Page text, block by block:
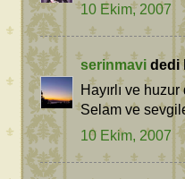
10 Ekim, 2007
serinmavi dedi
Hayırlı ve
Selam ve
10 Ekim, 2007